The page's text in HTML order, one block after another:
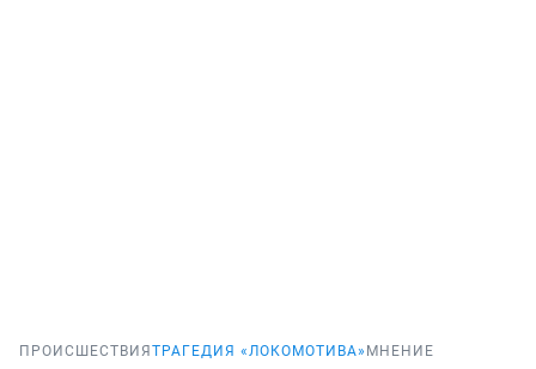
ПРОИСШЕСТВИЯ ТРАГЕДИЯ «ЛОКОМОТИВА» МНЕНИЕ